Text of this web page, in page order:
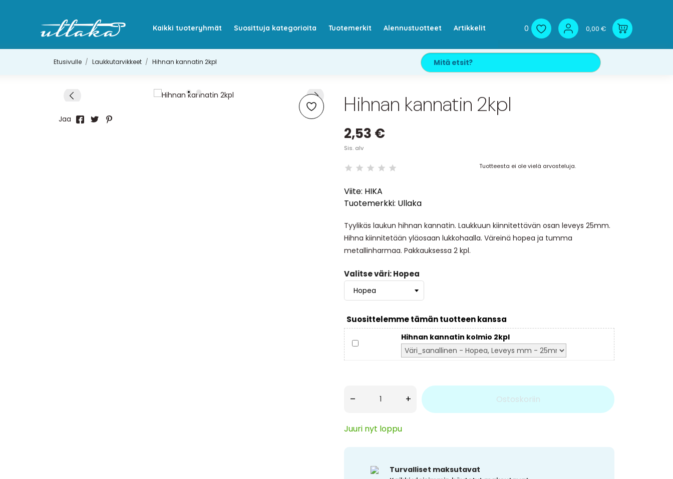
Kaikki tuoteryhmät Suosittuja kategorioita Tuotemerkit Alennustuotteet Artikkelit 0 0,00 €
Etusivulle Laukkutarvikkeet Hihnan kannatin 2kpl
Jaa
Hihnan kannatin 2kpl
2,53 €
Sis. alv
Tuotteesta ei ole vielä arvosteluja.
Viite: HIKA
Tuotemerkki: Ullaka
Tyylikäs laukun hihnan kannatin. Laukkuun kiinnitettävän osan leveys 25mm.
Hihna kiinnitetään yläosaan lukkohaalla. Väreinä hopea ja tumma
metallinharmaa. Pakkauksessa 2 kpl.
Valitse väri: Hopea
Suosittelemme tämän tuotteen kanssa
Hihnan kannatin kolmio 2kpl
– + Ostoskoriin
Juuri nyt loppu
Turvalliset maksutavat